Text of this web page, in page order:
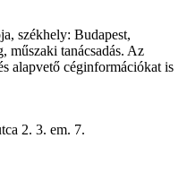
székhely: Budapest,
műszaki tanácsadás. Az
alapvető céginformációkat is
2. 3. em. 7.